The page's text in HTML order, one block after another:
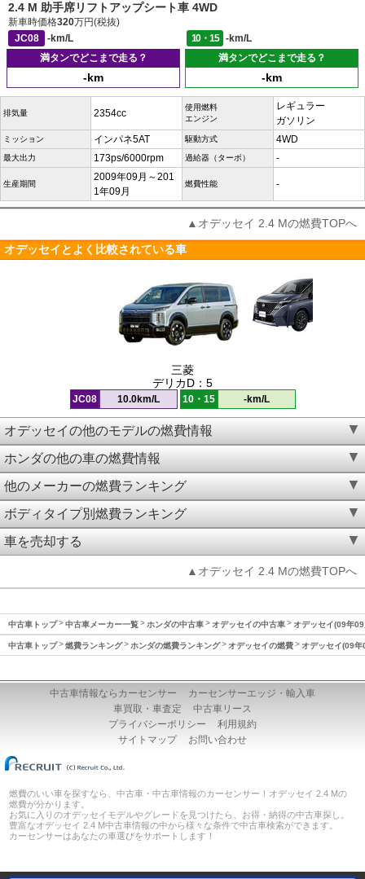
2.4 M 助手席リフトアップシート車 4WD
新車時価格320万円(税抜)
JC08
-km/L 10・15
-km/L
満タンでどこまで走る？
-km
満タンでどこまで走る？
-km
排気量 2354cc
使用燃料
エンジン
レギュラー
ガソリン
ミッション インパネ5AT 駆動方式 4WD
最大出力 173ps/6000rpm 過給器（ターボ） -
生産期間
2009年09月～201
1年09月
燃費性能 -
▲オデッセイ 2.4 Mの燃費TOPへ
オデッセイとよく比較されている車
三菱
デリカD：5
JC08 10.0km/L 10・15 -km/L
オデッセイの他のモデルの燃費情報
ホンダの他の車の燃費情報
他のメーカーの燃費ランキング
ボディタイプ別燃費ランキング
車を売却する
▲オデッセイ 2.4 Mの燃費TOPへ
中古車トップ 中古車メーカー一覧 ホンダの中古車 オデッセイの中古車 オデッセイ(09年
中古車トップ 燃費ランキング ホンダの燃費ランキング オデッセイの燃費 オデッセイ(09
中古車情報ならカーセンサー
カーセンサーエッジ・輸入車
車買取・車査定
中古車リース
プライバシーポリシー
利用規約
サイトマップ
お問い合わせ
燃費のいい車を探すなら、中古車・中古車情報のカーセンサー！オデッセイ 2.4 Mの
燃費が分かります。
お気に入りのオデッセイモデルやグレードを見つけたら、お得・納得の中古車探し。
豊富なオデッセイ 2.4 M中古車情報の中から様々な条件で中古車検索ができます。
カーセンサーはあなたの車選びをサポートします！